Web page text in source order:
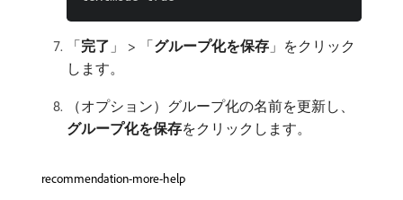
「完了 」 > 「グループ化を保存 」をクリック
します。
（オプション）グループ化の名前を更新し、
グループ化を保存​をクリックします。
recommendation-more-help